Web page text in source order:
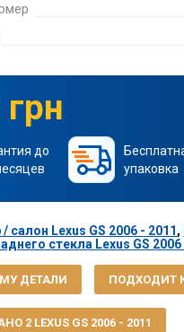
до
упаковка
/ салон Lexus GS 2006 - 2011,
стекла Lexus GS 2006
ДЕТАЛИ ПОДХОДИТ
2 LEXUS GS 2006 - 2011